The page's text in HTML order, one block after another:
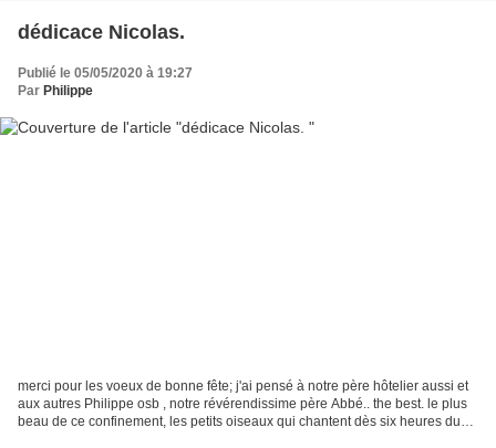
dédicace Nicolas.
Publié le 05/05/2020 à 19:27
Par Philippe
merci pour les voeux de bonne fête; j'ai pensé à notre père hôtelier aussi et
aux autres Philippe osb , notre révérendissime père Abbé.. the best. le plus
beau de ce confinement, les petits oiseaux qui chantent dès six heures du